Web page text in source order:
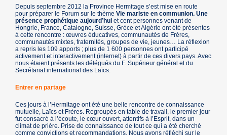
Depuis septembre 2012 la Province Hermitage s’est mise en route
pour préparer le Forum sur le thèmeVie mariste en communion. Une
présence prophétique aujourd’hui et cent personnes venant de
Hongrie, France, Catalogne, Suisse, Grèce et Algérie ont été présentes
à cette rencontre : œuvres éducatives, communautés de Frères,
communautés mixtes, fraternités, groupes de vie, jeunes… La réflexion
a repris les 109 apports ; plus de 1 600 personnes ont participé
activement et interactivement (internet) à partir de ces divers pays. Avec
nous étaient présents les délégués du F. Supérieur général et du
Secrétariat international des Laïcs.
Entrer en partage
Ces jours à l’Hermitage ont été une belle rencontre de connaissance
mutuelle, Laïcs et Frères. Regroupés en table de travail, le premier jour
fut consacré à l’écoute, le cœur ouvert, attentifs à l’Esprit, dans un
climat de prière. Prise de connaissance de tout ce qui a été cherché
comme convictions et recommandations. Nous avons réfléchi sur le